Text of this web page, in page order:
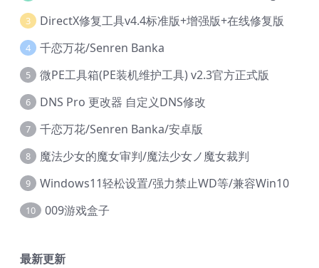
3 DirectX修复工具v4.4标准版+增强版+在线修复版
4 千恋万花/Senren Banka
5 微PE工具箱(PE装机维护工具) v2.3官方正式版
6 DNS Pro 更改器 自定义DNS修改
7 千恋万花/Senren Banka/安卓版
8 魔法少女的魔女审判/魔法少女ノ魔女裁判
9 Windows11轻松设置/强力禁止WD等/兼容Win10
10 009游戏盒子
最新更新